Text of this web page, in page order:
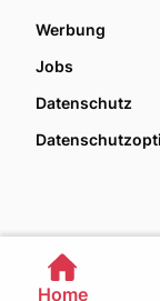
Werbung
Jobs
Datenschutz
Home